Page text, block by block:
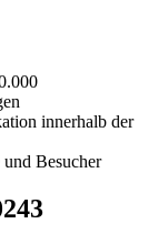
innerhalb der
Besucher